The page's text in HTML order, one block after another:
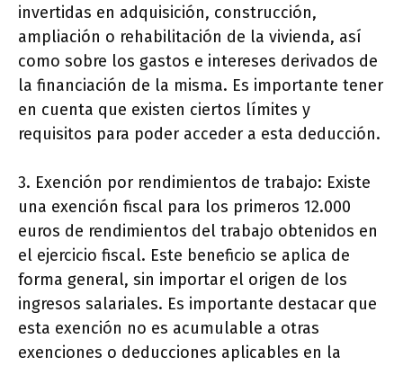
invertidas en adquisición, construcción,
ampliación o rehabilitación de la vivienda, así
como sobre los gastos e intereses derivados de
la financiación de la misma. Es importante tener
en cuenta que existen ciertos límites y
requisitos para poder acceder a esta deducción.
3. Exención por rendimientos de trabajo: Existe
una exención fiscal para los primeros 12.000
euros de rendimientos del trabajo obtenidos en
el ejercicio fiscal. Este beneficio se aplica de
forma general, sin importar el origen de los
ingresos salariales. Es importante destacar que
esta exención no es acumulable a otras
exenciones o deducciones aplicables en la